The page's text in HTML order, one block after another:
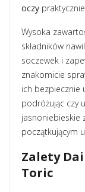
oczy
Wysoka
składników
soczewek i
znakomicie
ich bezpiecznie
podróżując czy
jasnoniebieskie
początkującym
Zalety
Toric